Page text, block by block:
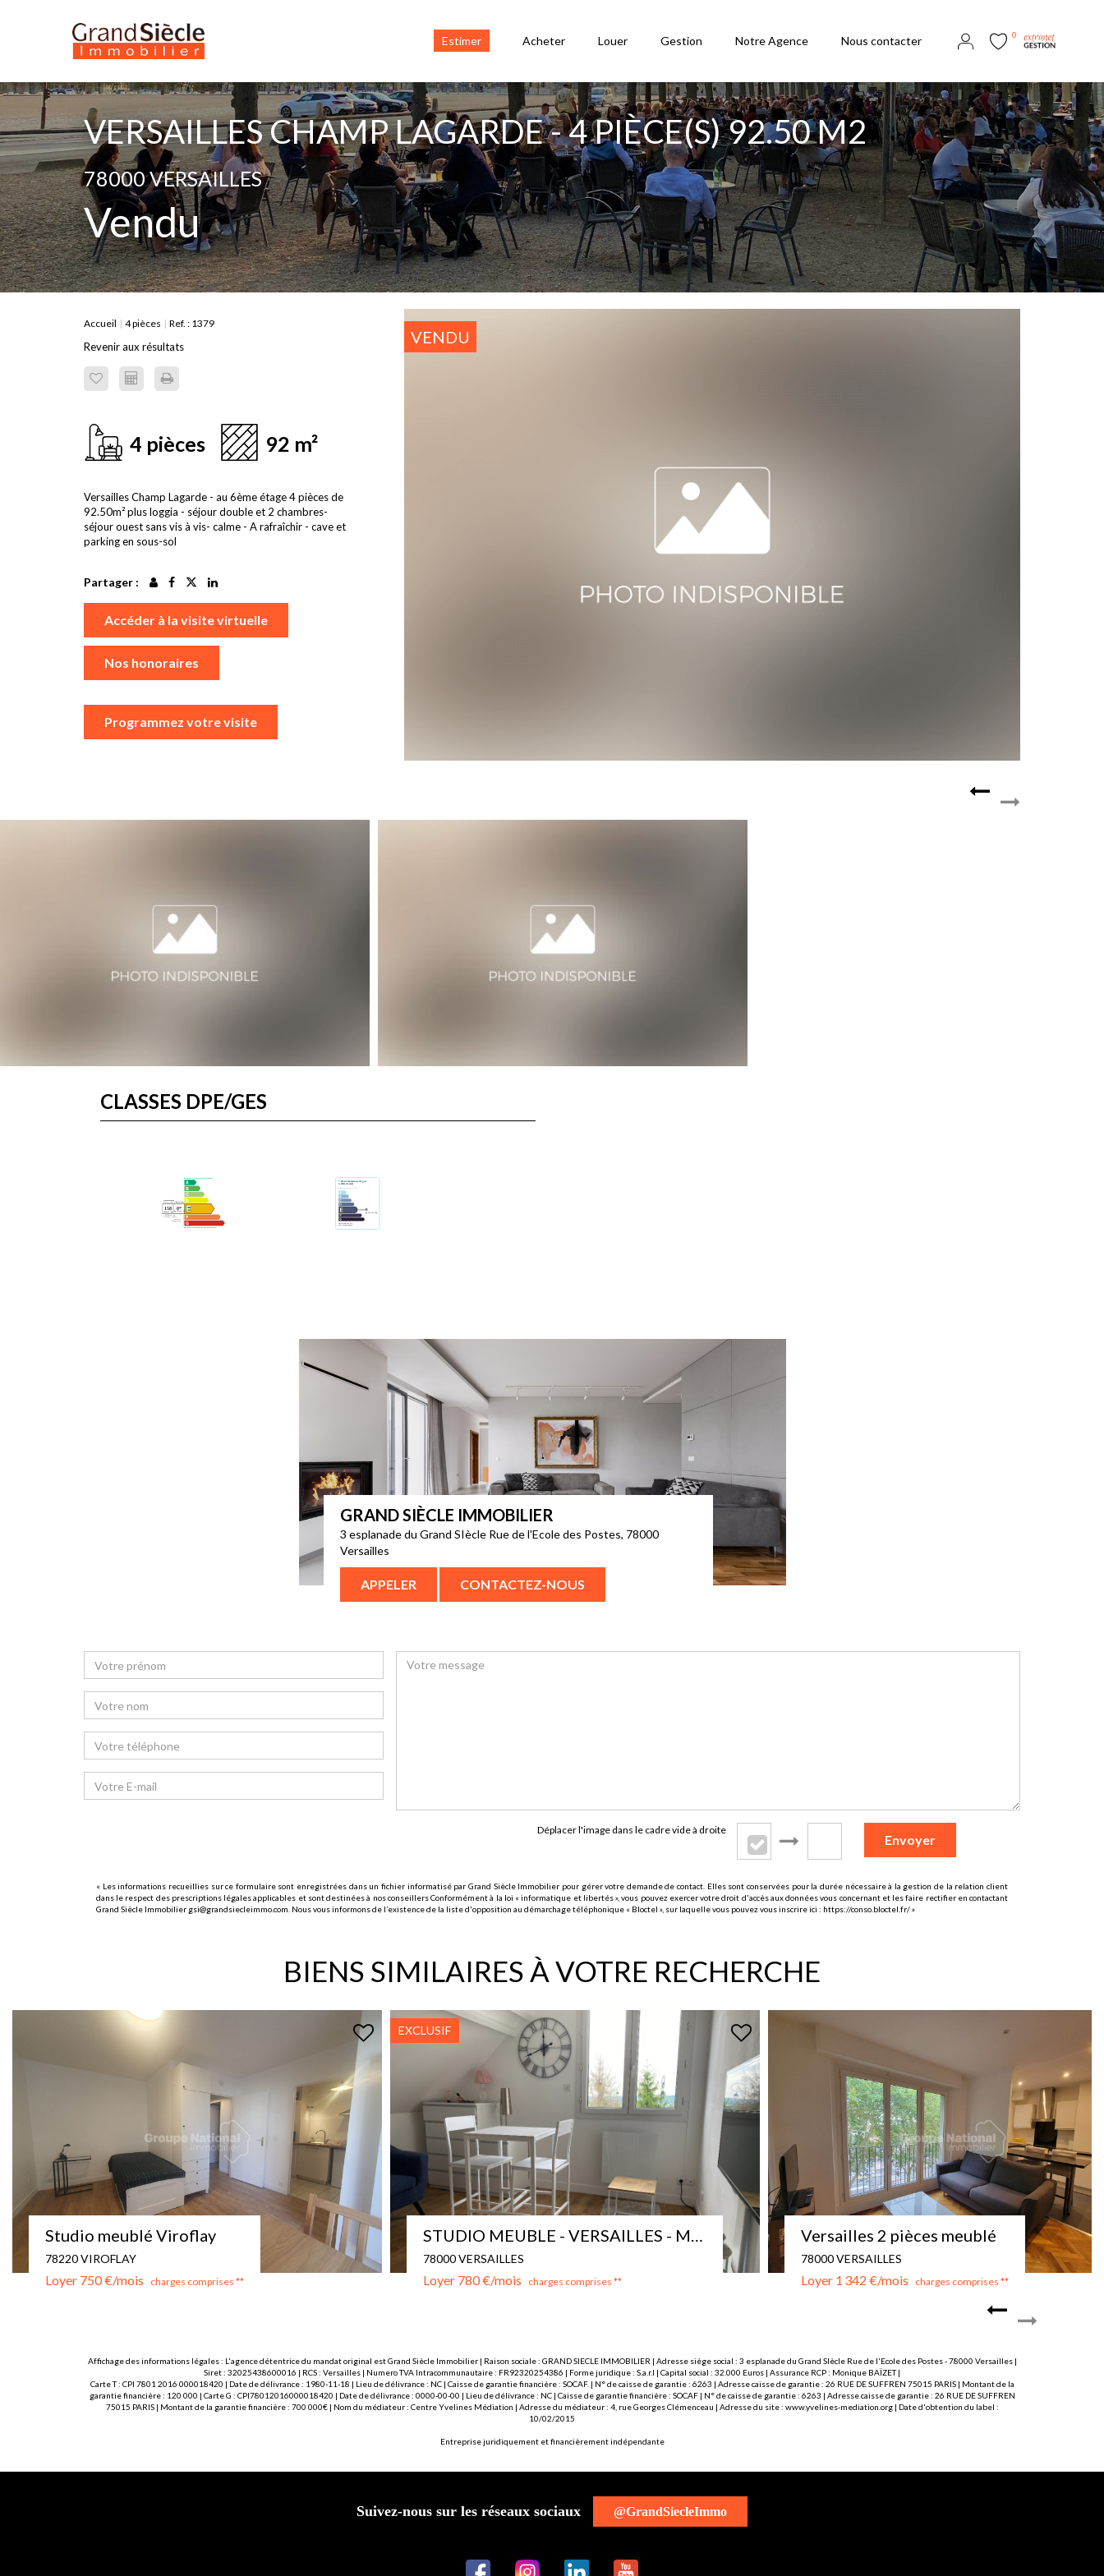
Estimer Acheter Louer Gestion Notre Agence Nous contacter 0
VERSAILLES CHAMP LAGARDE - 4 PIÈCE(S) 92.50 M2
78000 VERSAILLES
Vendu
Accueil 4 pièces Ref. : 1379
Revenir aux résultats VENDU
4 pièces 92 m²
Versailles Champ Lagarde - au 6ème étage 4 pièces de
92.50m² plus loggia - séjour double et 2 chambres-
séjour ouest sans vis à vis- calme - A rafraîchir - cave et
parking en sous-sol
Partager :
Accéder à la visite virtuelle
Nos honoraires
Programmez votre visite
CLASSES DPE/GES
GRAND SIÈCLE IMMOBILIER
3 esplanade du Grand SIècle Rue de l'Ecole des Postes, 78000
Versailles
APPELER CONTACTEZ-NOUS
Déplacer l'image dans le cadre vide à droite
Envoyer
« Les informations recueillies sur ce formulaire sont enregistrées dans un fichier informatisé par Grand Siècle Immobilier pour gérer votre demande de contact. Elles sont conservées pour la durée nécessaire à la gestion de la relation client
dans le respect des prescriptions légales applicables et sont destinées à nos conseillers Conformément à la loi « informatique et libertés », vous pouvez exercer votre droit d'accès aux données vous concernant et les faire rectifier en contactant
Grand Siècle Immobilier gsi@grandsiecleimmo.com. Nous vous informons de l’existence de la liste d'opposition au démarchage téléphonique « Bloctel », sur laquelle vous pouvez vous inscrire ici : https://conso.bloctel.fr/»
BIENS SIMILAIRES À VOTRE RECHERCHE
STUDIO MEUBLE - VERSAILLES - MONTREUIL
78000 VERSAILLES
Loyer 780 €/mois charges comprises **
Versailles 2 pièces meublé
78000 VERSAILLES
Loyer 1 342 €/mois charges comprises **
Appartement meublé 4P 101 m2
78000 VERSAILLES
Loyer 2 043 €/mois charges comprises **
Affichage des informations légales : L'agence détentrice du mandat original est Grand Siècle Immobilier | Raison sociale : GRAND SIECLE IMMOBILIER | Adresse siège social : 3 esplanade du Grand SIècle Rue de l'Ecole des Postes - 78000 Versailles |
Siret : 32025438600016 | RCS : Versailles | Numero TVA Intracommunautaire : FR92320254386 | Forme juridique : S.a.r.l | Capital social : 32.000 Euros | Assurance RCP : Monique BAÏZET |
Carte T : CPI 7801 2016 000018420 | Date de délivrance : 1980-11-18 | Lieu de délivrance : NC | Caisse de garantie financière : SOCAF. | N° de caisse de garantie : 6263 | Adresse caisse de garantie : 26 RUE DE SUFFREN 75015 PARIS | Montant de la
garantie financière : 120 000 | Carte G : CPI78012016000018420 | Date de délivrance : 0000-00-00 | Lieu de délivrance : NC | Caisse de garantie financière : SOCAF | N° de caisse de garantie : 6263 | Adresse caisse de garantie : 26 RUE DE SUFFREN
75015 PARIS | Montant de la garantie financière : 700 000€ | Nom du médiateur : Centre Yvelines Médiation | Adresse du médiateur : 4, rue Georges Clémenceau | Adresse du site : www.yvelines-mediation.org| Date d'obtention du label :
10/02/2015
Entreprise juridiquement et financièrement indépendante
Suivez-nous sur les réseaux sociaux @GrandSiecleImmo